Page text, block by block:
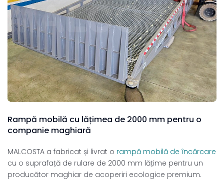
Rampă mobilă cu lățimea de 2000 mm pentru o
companie maghiară
MALCOSTA a fabricat și livrat o rampă mobilă de încărcare
cu o suprafață de rulare de 2000 mm lățime pentru un
producător maghiar de acoperiri ecologice premium.